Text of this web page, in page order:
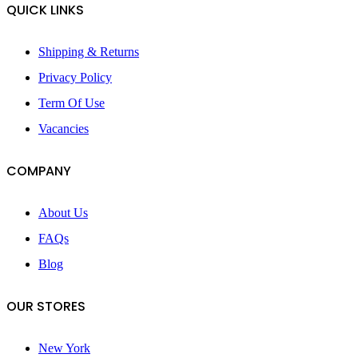
QUICK LINKS
Shipping & Returns
Privacy Policy
Term Of Use
Vacancies
COMPANY
About Us
FAQs
Blog
OUR STORES
New York